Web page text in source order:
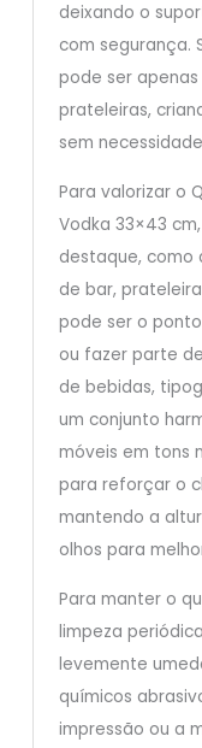
deixando o
com segurança.
pode ser
prateleiras,
sem
Para valorizar o
Vodka 33×43
destaque, como
de bar,
pode ser o
ou fazer parte
de bebidas,
um conjunto
móveis em tons
para reforçar o
mantendo a
olhos para
Para manter o
limpeza
levemente
químicos
impressão ou a